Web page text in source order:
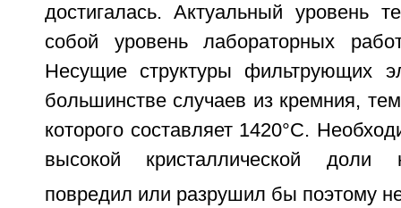
достигалась. Актуальный уровень
собой уровень лабораторных
Несущие структуры фильтрующих
большинстве случаев из кремния,
которого составляет 1420°С.
высокой кристаллической доли
повредил или разрушил бы поэтому